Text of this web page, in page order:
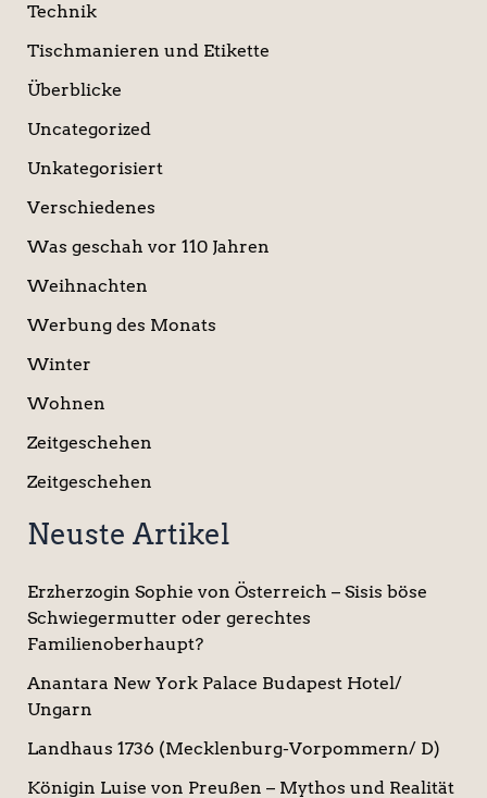
Technik
Tischmanieren und Etikette
Überblicke
Uncategorized
Unkategorisiert
Verschiedenes
Was geschah vor 110 Jahren
Weihnachten
Werbung des Monats
Winter
Wohnen
Zeitgeschehen
Zeitgeschehen
Neuste Artikel
Erzherzogin Sophie von Österreich – Sisis böse
Schwiegermutter oder gerechtes
Familienoberhaupt?
Anantara New York Palace Budapest Hotel/
Ungarn
Landhaus 1736 (Mecklenburg-Vorpommern/ D)
Königin Luise von Preußen – Mythos und Realität